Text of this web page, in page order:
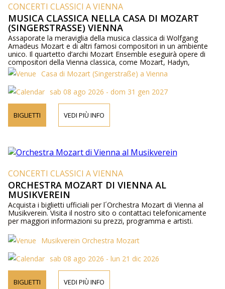
CONCERTI CLASSICI A VIENNA
MUSICA CLASSICA NELLA CASA DI MOZART
(SINGERSTRASSE) VIENNA
Assaporate la meraviglia della musica classica di Wolfgang
Amadeus Mozart e di altri famosi compositori in un ambiente
unico. Il quartetto d’archi Mozart Ensemble eseguirà opere di
compositori della Vienna classica, come Mozart, Hadyn,
Schuber, Beethoven e altri.
Casa di Mozart (Singerstraße) a Vienna
sab 08 ago 2026 - dom 31 gen 2027
BIGLIETTI VEDI PIÙ INFO
CONCERTI CLASSICI A VIENNA
ORCHESTRA MOZART DI VIENNA AL
MUSIKVEREIN
Acquista i biglietti ufficiali per l´Orchestra Mozart di Vienna al
Musikverein. Visita il nostro sito o contattaci telefonicamente
per maggiori informazioni su prezzi, programma e artisti.
Musikverein Orchestra Mozart
sab 08 ago 2026 - lun 21 dic 2026
BIGLIETTI VEDI PIÙ INFO